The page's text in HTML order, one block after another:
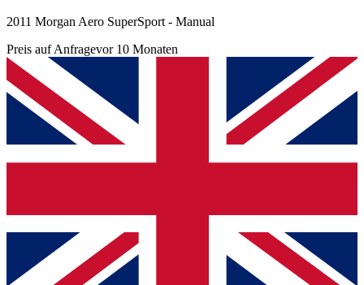
2011 Morgan Aero SuperSport - Manual
Preis auf Anfragevor 10 Monaten